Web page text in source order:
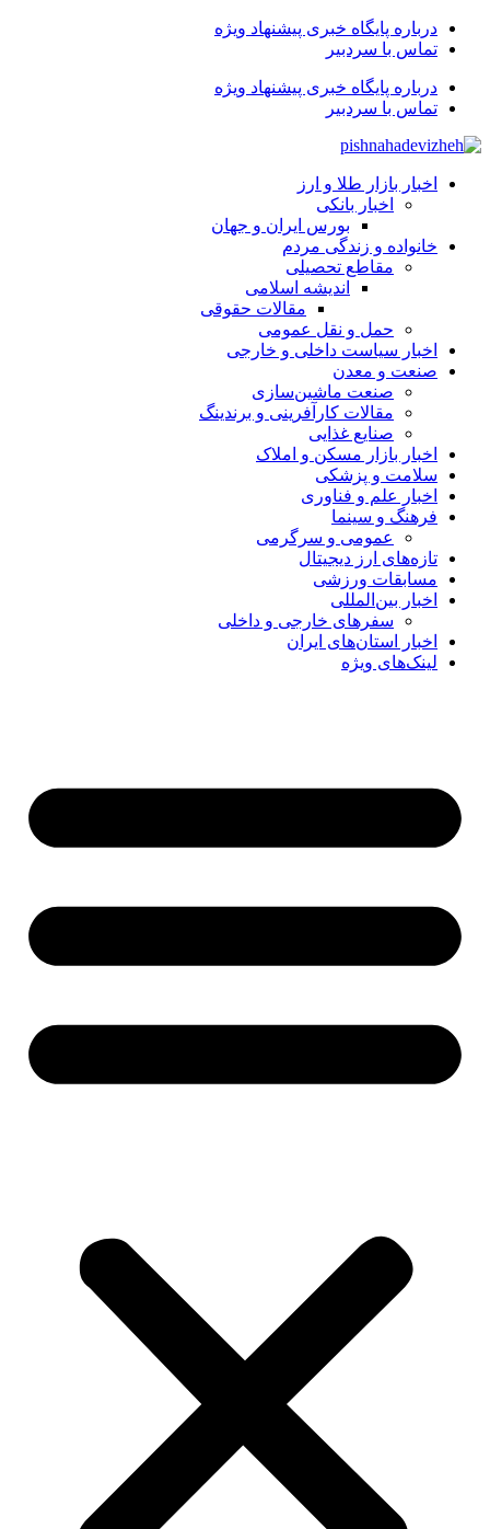
درباره پایگاه خبری پیشنهاد ویژه
تماس با سردبیر
درباره پایگاه خبری پیشنهاد ویژه
تماس با سردبیر
اخبار بازار طلا و ارز
اخبار بانکی
بورس ایران و جهان
خانواده و زندگی مردم
مقاطع تحصیلی
اندیشه اسلامی
مقالات حقوقی
حمل و نقل عمومی
اخبار سیاست داخلی و خارجی
صنعت و معدن
صنعت ماشین‌سازی
مقالات کارآفرینی و برندینگ
صنایع غذایی
اخبار بازار مسکن و املاک
سلامت و پزشکی
اخبار علم و فناوری
فرهنگ و سینما
عمومی و سرگرمی
تازه‌های ارز دیجیتال
مسابقات ورزشی
اخبار بین‌المللی
سفرهای خارجی و داخلی
اخبار استان‌های ایران
لینک‌های ویژه